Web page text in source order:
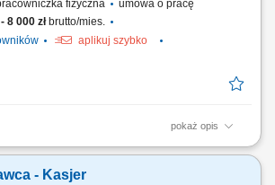
fizyczna
umowa o pracę
8 000 złbrutto/mies.
aplikuj szybko
pokaż opis
i obsługa kasy fiskalnej; Wykładanie
o estetyczny wygląd półek; Weryfikacja
produktów; Utrzymywanie porządku na terenie
- Kasjer